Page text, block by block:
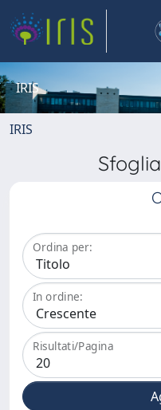
IRIS
IRIS
Ordina per:
In ordine:
Risultati/Pagina